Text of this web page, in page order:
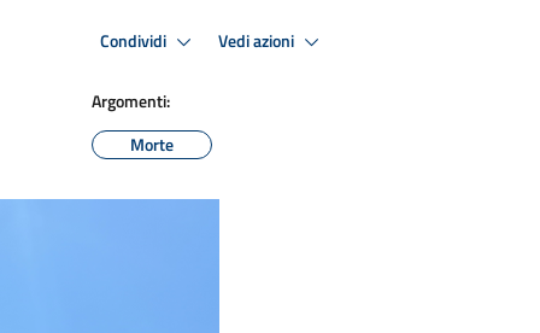
Condividi Vedi azioni
Argomenti:
Morte